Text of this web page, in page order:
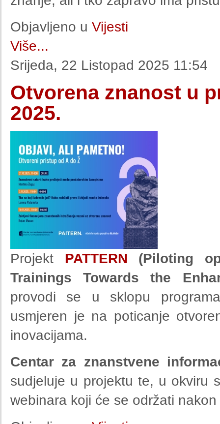
Objavljeno u Vijesti
Više...
Srijeda, 22 Listopad 2025 11:54
Otvorena znanost u
2025.
Projekt PATTERN
(Piloting
Trainings Towards the
provodi se u sklopu
usmjeren je na poticanje
inovacijama.
Centar za znanstvene
sudjeluje u projektu te, u okviru
webinara koji će se održati nakon